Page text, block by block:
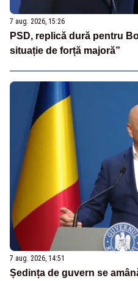
7 aug. 2026, 15:26
PSD, replică dură pentru
situație de forță majoră”
7 aug. 2026, 14:51
Ședința de guvern se